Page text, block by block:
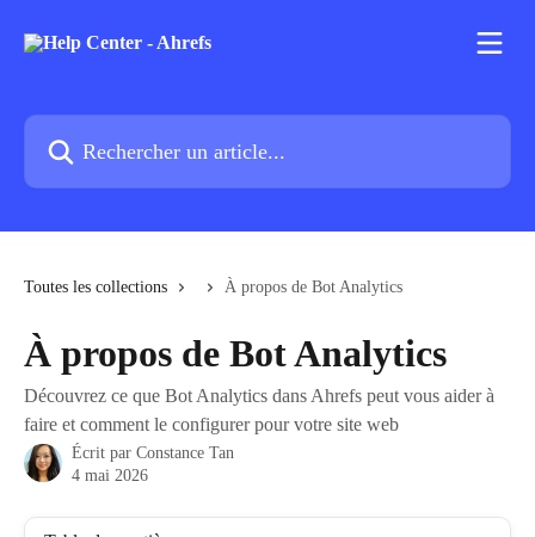
Rechercher un article...
Toutes les collections À propos de Bot Analytics
À propos de Bot Analytics
Découvrez ce que Bot Analytics dans Ahrefs peut vous aider à
faire et comment le configurer pour votre site web
Écrit par Constance Tan
4 mai 2026